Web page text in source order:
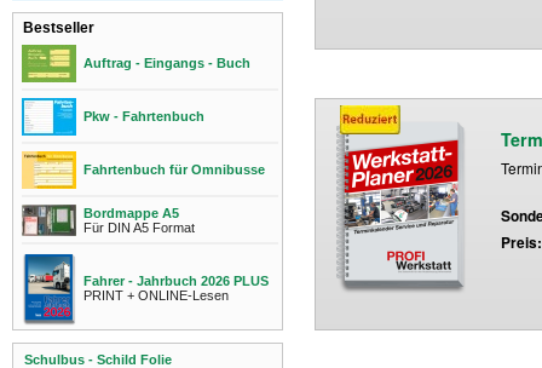
Bestseller
Auftrag - Eingangs - Buch
Pkw - Fahrtenbuch
Fahrtenbuch für Omnibusse
Bordmappe A5
Für DIN A5 Format
Fahrer - Jahrbuch 2026 PLUS
PRINT + ONLINE-Lesen
Schulbus - Schild Folie